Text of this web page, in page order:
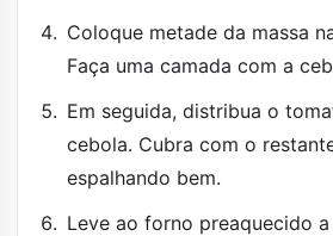
Coloque metade da massa
Faça uma camada com a
Em seguida, distribua o
cebola. Cubra com o
espalhando bem.
Leve ao forno preaquecido a